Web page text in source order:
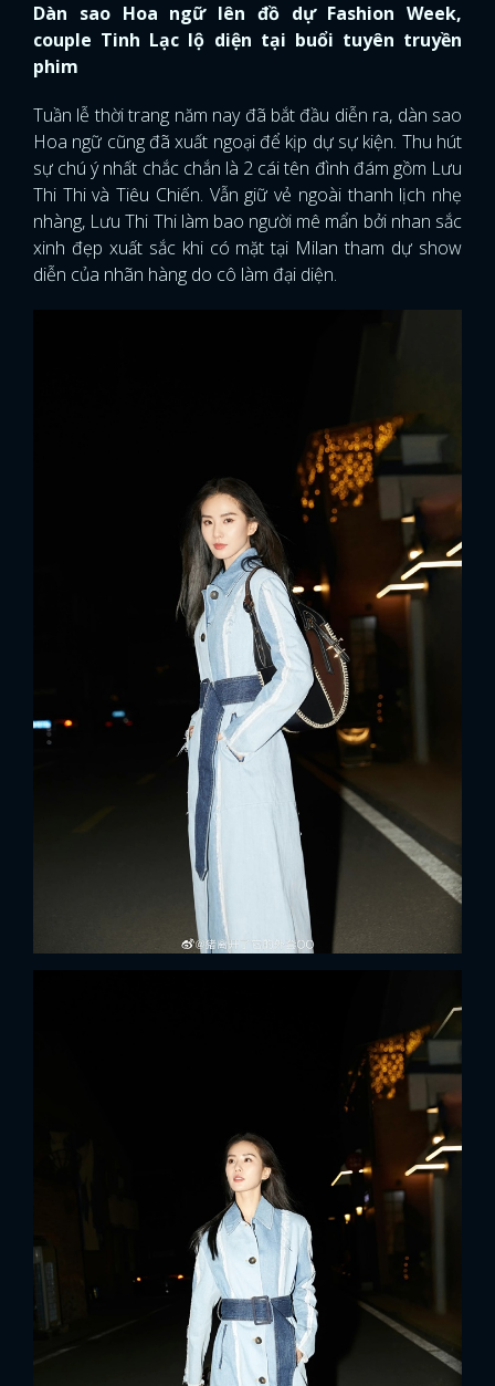
Dàn sao Hoa ngữ lên đồ dự Fashion Week,
couple Tinh Lạc lộ diện tại buổi tuyên truyền
phim
Tuần lễ thời trang năm nay đã bắt đầu diễn ra, dàn sao
Hoa ngữ cũng đã xuất ngoại để kịp dự sự kiện. Thu hút
sự chú ý nhất chắc chắn là 2 cái tên đình đám gồm Lưu
Thi Thi và Tiêu Chiến. Vẫn giữ vẻ ngoài thanh lịch nhẹ
nhàng, Lưu Thi Thi làm bao người mê mẩn bởi nhan sắc
xinh đẹp xuất sắc khi có mặt tại Milan tham dự show
diễn của nhãn hàng do cô làm đại diện.